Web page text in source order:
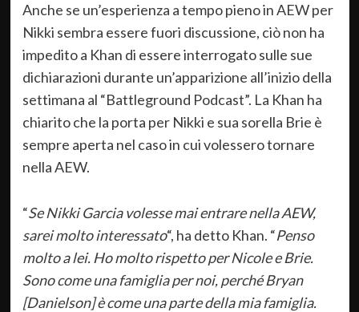
Anche se un’esperienza a tempo pieno in AEW per
Nikki sembra essere fuori discussione, ciò non ha
impedito a Khan di essere interrogato sulle sue
dichiarazioni durante un’apparizione all’inizio della
settimana al “Battleground Podcast”. La Khan ha
chiarito che la porta per Nikki e sua sorella Brie è
sempre aperta nel caso in cui volessero tornare
nella AEW.
“Se Nikki Garcia volesse mai entrare nella AEW,
sarei molto interessato“, ha detto Khan. “Penso
molto a lei. Ho molto rispetto per Nicole e Brie.
Sono come una famiglia per noi, perché Bryan
[Danielson] è come una parte della mia famiglia.